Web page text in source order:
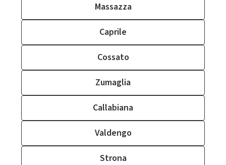
Massazza
Caprile
Cossato
Zumaglia
Callabiana
Valdengo
Strona